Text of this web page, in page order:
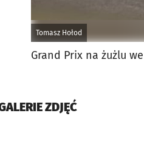
Tomasz Hołod
Grand Prix na żużlu
ZDJĘĆ